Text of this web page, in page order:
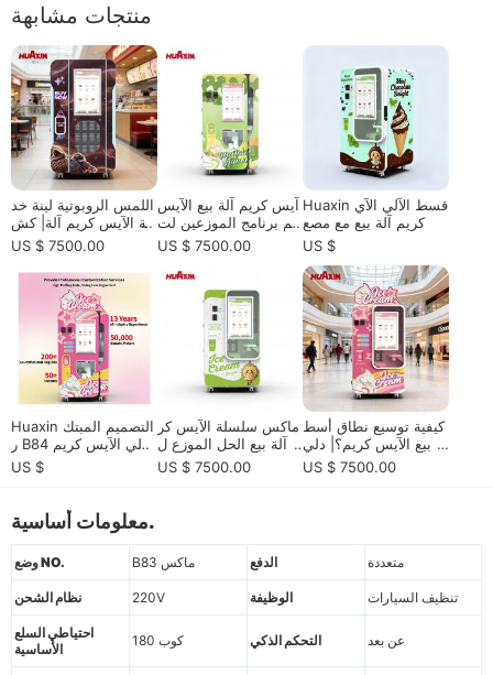
منتجات مشابهة
اللمس الروبوتية لينة خد
مة الآيس كريم آلة| كش
ك تلقائي للخدمة الذاتية
لتجارة التجزئة عالية الح
ركة
US $ 7500.00
آيس كريم آلة بيع الآيس
كريم برنامج الموزعين لت
جارة التجزئة الأوتوماتيك
ية الناعمة مربحة
US $ 7500.00
Huaxin قسط الآلي الآي
س كريم آلة بيع مع مصع
د - CE / ETL الحل التجا
ري المعتمد
US $
Huaxin التصميم المبتك
ر B84 الآلي الآيس كريم
آلات البيع| مستمرة 800
كوب
US $
ماكس سلسلة الآيس كر
يم آلة بيع الحل الموزع ل
لتجار والمشغلين B2B الأ
وروبيين
US $ 7500.00
كيفية توسيع نطاق أسط
ول بيع الآيس كريم؟| دلي
ل الموثوقية
US $ 7500.00
معلومات أساسية.
وضع NO. B83 ماكس الدفع متعددة
نظام الشحن 220V الوظيفة تنظيف السيارات
احتياطي السلع
الأساسية
180 كوب التحكم الذكي عن بعد